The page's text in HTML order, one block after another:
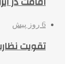
6 روز پیش
تقویت